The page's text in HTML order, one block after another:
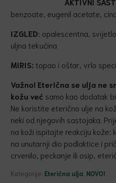
benzoate, eugenil acetate,
IZGLED: opalescentna,
uljna tekućina
MIRIS: topao i oštar, vrlo
Važno! Eterična se ulja ne
kožu već samo kao dodatak
Ne koristite eterično ulje na
neki od njegovih sastojaka.
na koži ispitajte reakciju kože:
na unutarnji dio podlaktice i
crvenilo, peckanje ili osip,
Kategorije: Eterična ulja NOVO!